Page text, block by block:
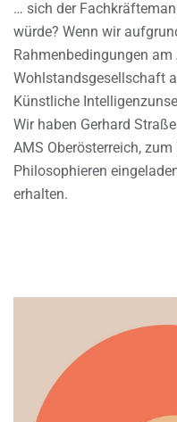
… sich der
würde? Wenn wir
Rahmenbedingungen
Wohlstandsgesellschaft
Künstliche
Wir haben Gerhard
AMS Oberösterreich,
Philosophieren
erhalten.